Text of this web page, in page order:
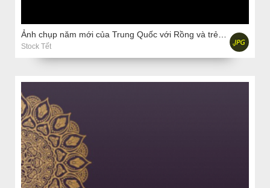
Ảnh chụp năm mới của Trung Quốc với Rồng và trẻ em trên nền đen
Stock Tết